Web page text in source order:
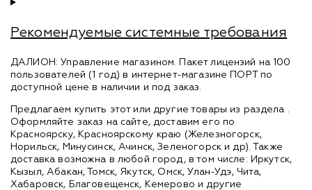
Рекомендуемые системные требования
ДАЛИОН: Управление магазином. Пакет лицензий на 100
пользователей (1 год) в интернет-магазине ПОРТ по
доступной цене в наличии и под заказ.
Предлагаем купить этот или другие товары из раздела .
Оформляйте заказ на сайте, доставим его по
Красноярску, Красноярскому краю (Железногорск,
Норильск, Минусинск, Ачинск, Зеленогорск и др). Также
доставка возможна в любой город, в том числе: Иркутск,
Кызыл, Абакан, Томск, Якутск, Омск, Улан-Удэ, Чита,
Хабаровск, Благовещенск, Кемерово и другие